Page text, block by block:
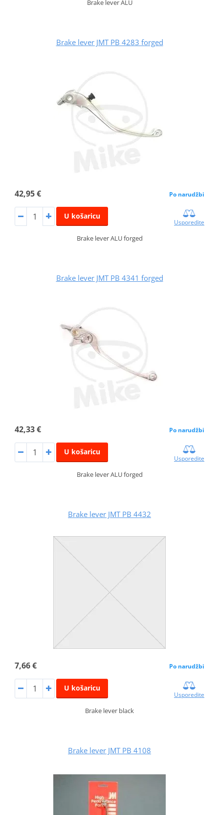
Brake lever ALU
Brake lever JMT PB 4283 forged
42,95 € Po narudžbi
U košaricu
Usporedite
Brake lever ALU forged
Brake lever JMT PB 4341 forged
42,33 € Po narudžbi
U košaricu
Usporedite
Brake lever ALU forged
Brake lever JMT PB 4432
7,66 € Po narudžbi
U košaricu
Usporedite
Brake lever black
Brake lever JMT PB 4108